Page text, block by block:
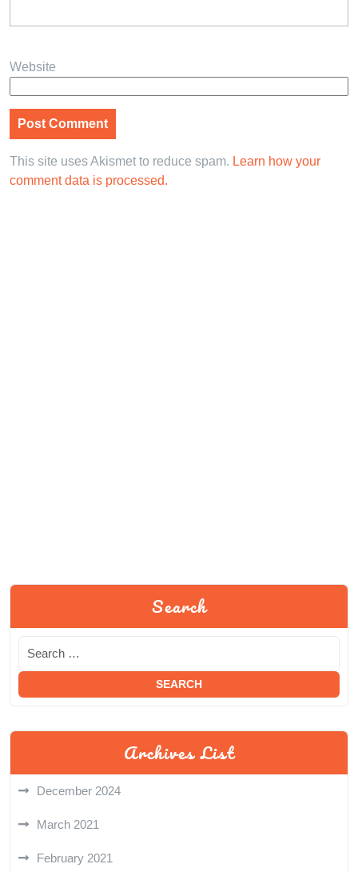
Website
This site uses Akismet to reduce spam. Learn how your
comment data is processed.
Search
Archives List
December 2024
March 2021
February 2021